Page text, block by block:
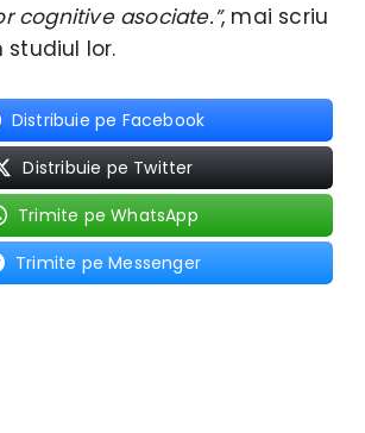
cognitive asociate.”, mai scriu
lor.
Distribuie pe Facebook
Distribuie pe Twitter
Trimite pe WhatsApp
Trimite pe Messenger